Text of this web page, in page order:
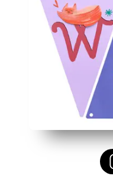
Μπορείτε να
Κάντε το